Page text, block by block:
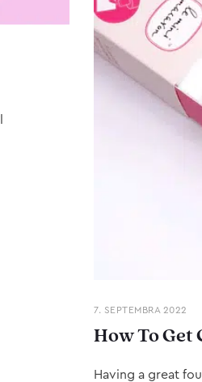
7. SEPTEMBRA 2022
How To Get
Having a great